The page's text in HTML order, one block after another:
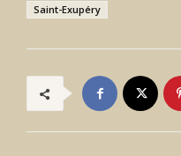
Saint-Exupéry